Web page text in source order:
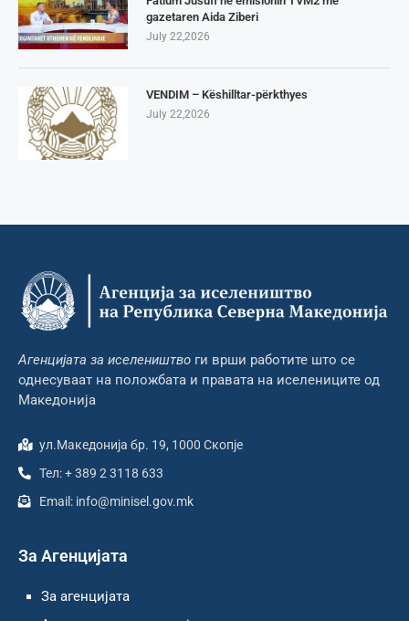
gazetaren Aida Ziberi
July 22,2026
VENDIM – Këshilltar-përkthyes
July 22,2026
Агенцијата за иселеништво ги врши работите што се
однесуваат на положбата и правата на иселениците од
Македонија
ул.Македонија бр. 19, 1000 Скопје
Тел: + 389 2 3118 633
Email: info@minisel.gov.mk
За Агенцијата
За агенцијата